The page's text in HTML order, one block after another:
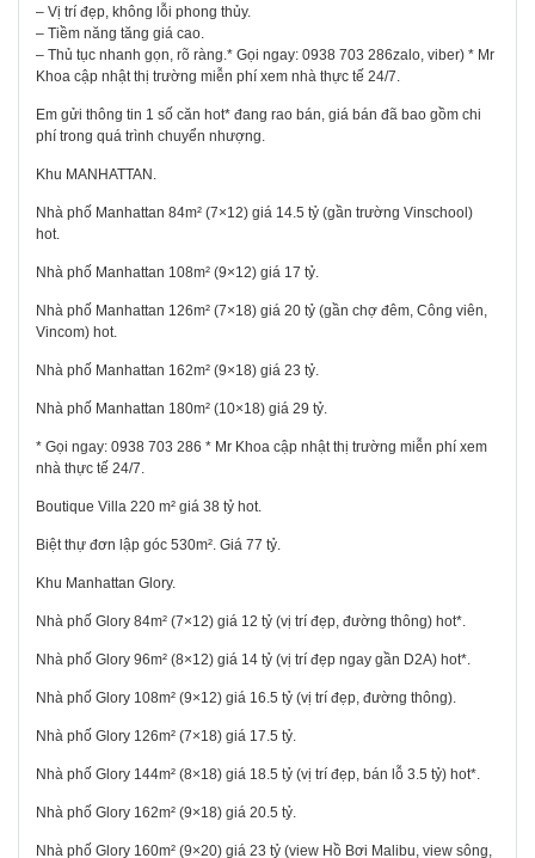
– Vị trí đẹp, không lỗi phong thủy.
– Tiềm năng tăng giá cao.
– Thủ tục nhanh gọn, rõ ràng.* Gọi ngay: 0938 703 286zalo, viber) * Mr
Khoa cập nhật thị trường miễn phí xem nhà thực tế 24/7.
Em gửi thông tin 1 số căn hot* đang rao bán, giá bán đã bao gồm chi
phí trong quá trình chuyển nhượng.
Khu MANHATTAN.
Nhà phố Manhattan 84m² (7×12) giá 14.5 tỷ (gần trường Vinschool)
hot.
Nhà phố Manhattan 108m² (9×12) giá 17 tỷ.
Nhà phố Manhattan 126m² (7×18) giá 20 tỷ (gần chợ đêm, Công viên,
Vincom) hot.
Nhà phố Manhattan 162m² (9×18) giá 23 tỷ.
Nhà phố Manhattan 180m² (10×18) giá 29 tỷ.
* Gọi ngay: 0938 703 286 * Mr Khoa cập nhật thị trường miễn phí xem
nhà thực tế 24/7.
Boutique Villa 220 m² giá 38 tỷ hot.
Biệt thự đơn lập góc 530m². Giá 77 tỷ.
Khu Manhattan Glory.
Nhà phố Glory 84m² (7×12) giá 12 tỷ (vị trí đẹp, đường thông) hot*.
Nhà phố Glory 96m² (8×12) giá 14 tỷ (vị trí đẹp ngay gần D2A) hot*.
Nhà phố Glory 108m² (9×12) giá 16.5 tỷ (vị trí đẹp, đường thông).
Nhà phố Glory 126m² (7×18) giá 17.5 tỷ.
Nhà phố Glory 144m² (8×18) giá 18.5 tỷ (vị trí đẹp, bán lỗ 3.5 tỷ) hot*.
Nhà phố Glory 162m² (9×18) giá 20.5 tỷ.
Nhà phố Glory 160m² (9×20) giá 23 tỷ (view Hồ Bơi Malibu, view sông,